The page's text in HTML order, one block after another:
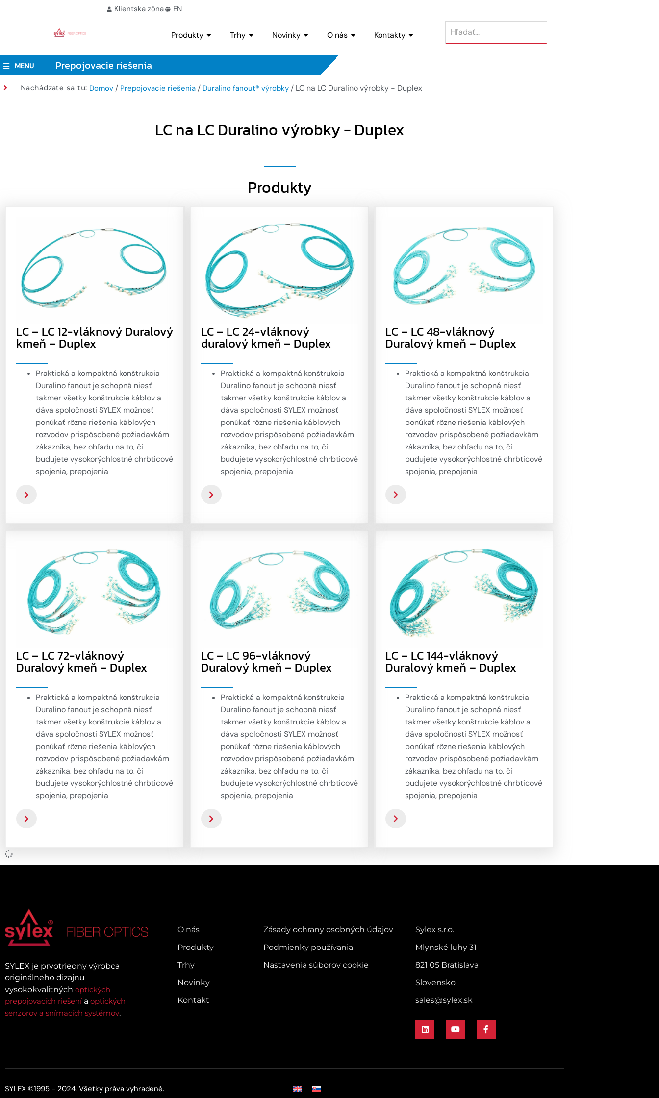
Klientska zóna EN
Produkty Trhy Novinky O nás Kontakty
MENU Prepojovacie riešenia
Nachádzate sa tu: Domov / Prepojovacie riešenia / Duralino fanout® výrobky / LC na LC Duralino výrobky - Duplex
LC na LC Duralino výrobky - Duplex
Produkty
LC – LC 12-vláknový Duralový
kmeň – Duplex
Praktická a kompaktná konštrukcia
Duralino fanout je schopná niesť
takmer všetky konštrukcie káblov a
dáva spoločnosti SYLEX možnosť
ponúkať rôzne riešenia káblových
rozvodov prispôsobené požiadavkám
zákazníka, bez ohľadu na to, či
budujete vysokorýchlostné chrbticové
spojenia, prepojenia
určená na priame prepojenie
aktívnych zariadení alebo
prepojovacích rackov. Jednoduchá
inštalácia, malý priemer kábla a stále
odolná ochrana každého vlákna – to
je hlavná charakteristika tejto
možnosti.
LC – LC 24-vláknový
duralový kmeň – Duplex
Praktická a kompaktná konštrukcia
Duralino fanout je schopná niesť
takmer všetky konštrukcie káblov a
dáva spoločnosti SYLEX možnosť
ponúkať rôzne riešenia káblových
rozvodov prispôsobené požiadavkám
zákazníka, bez ohľadu na to, či
budujete vysokorýchlostné chrbticové
spojenia, prepojenia
určená na priame prepojenie
aktívnych zariadení alebo
prepojovacích rackov. Jednoduchá
inštalácia, malý priemer kábla a stále
odolná ochrana každého vlákna – to
je hlavná charakteristika tejto
možnosti.
LC – LC 48-vláknový
Duralový kmeň – Duplex
Praktická a kompaktná konštrukcia
Duralino fanout je schopná niesť
takmer všetky konštrukcie káblov a
dáva spoločnosti SYLEX možnosť
ponúkať rôzne riešenia káblových
rozvodov prispôsobené požiadavkám
zákazníka, bez ohľadu na to, či
budujete vysokorýchlostné chrbticové
spojenia, prepojenia
mikrosväzkových káblov, ktoré
ponúkajú tenký, kompaktný a
flexibilný kmeň s jednoduchou
inštaláciou. Komplexný 48-vláknový
kmeň Duralino sa hodí na širokú škálu
aplikácií, kde je potrebná rýchla a
jednoduchá inštalácia.
LC – LC 72-vláknový
Duralový kmeň – Duplex
Praktická a kompaktná konštrukcia
Duralino fanout je schopná niesť
takmer všetky konštrukcie káblov a
dáva spoločnosti SYLEX možnosť
ponúkať rôzne riešenia káblových
rozvodov prispôsobené požiadavkám
zákazníka, bez ohľadu na to, či
budujete vysokorýchlostné chrbticové
spojenia, prepojenia
s vysokou hustotou vlákien na báze
inštaláciou. Komplexný 72-vláknový
kmeň Duralino sa hodí na širokú škálu
aplikácií, kde je potrebná rýchla a
LC – LC 96-vláknový
Duralový kmeň – Duplex
Praktická a kompaktná konštrukcia
Duralino fanout je schopná niesť
takmer všetky konštrukcie káblov a
dáva spoločnosti SYLEX možnosť
ponúkať rôzne riešenia káblových
rozvodov prispôsobené požiadavkám
zákazníka, bez ohľadu na to, či
budujete vysokorýchlostné chrbticové
spojenia, prepojenia
s vysokou hustotou vlákien na báze
kmeň Duralino sa hodí na širokú škálu
aplikácií, kde je potrebná rýchla a
LC – LC 144-vláknový
Duralový kmeň – Duplex
Praktická a kompaktná konštrukcia
Duralino fanout je schopná niesť
takmer všetky konštrukcie káblov a
dáva spoločnosti SYLEX možnosť
ponúkať rôzne riešenia káblových
rozvodov prispôsobené požiadavkám
zákazníka, bez ohľadu na to, či
budujete vysokorýchlostné chrbticové
spojenia, prepojenia
s vysokou hustotou vlákien na báze
kmeň Duralino sa hodí na širokú škálu
aplikácií, kde je potrebná rýchla a
jednoduchá inštalácia.
SYLEX je prvotriedny výrobca
originálneho dizajnu
vysokokvalitných optických
prepojovacích riešení a optických
senzorov a snímacích systémov.
O nás
Produkty
Trhy
Novinky
Kontakt
Zásady ochrany osobných údajov
Podmienky používania
Nastavenia súborov cookie
Sylex s.r.o.
Mlynské luhy 31
821 05 Bratislava
Slovensko
sales@sylex.sk
SYLEX ©1995 - 2024. Všetky práva vyhradené.